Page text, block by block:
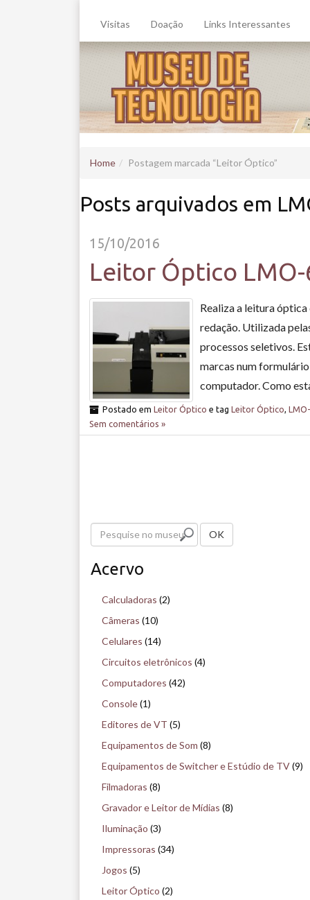
Visitas Doação Links Interessantes
Home Postagem marcada Leitor Óptico
Posts arquivados em
15/10/2016
Leitor Óptico LMO-
Realiza a leitura
redação. Utilizada
processos seletivos.
marcas num
computador. Como
Postado em Leitor Óptico e tag Leitor Óptico
Sem comentários »
s
OK
Acervo
Calculadoras (2)
Câmeras (10)
Celulares (14)
Circuitos eletrônicos (4)
Computadores (42)
Console(1)
Editores de VT (5)
Equipamentos de Som (8)
Equipamentos de Switcher e Estúdio de TV(9)
Filmadoras (8)
Gravador e Leitor de Mídias (8)
Iluminação (3)
Impressoras (34)
Jogos (5)
Leitor Óptico (2)